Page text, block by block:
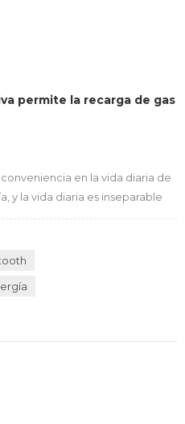
permite la recarga de gas
en la vida diaria de
y la vida diaria es inseparable
Si se realiza la recarga en
puede facilitar mucho a los
IC de gas natural, debe